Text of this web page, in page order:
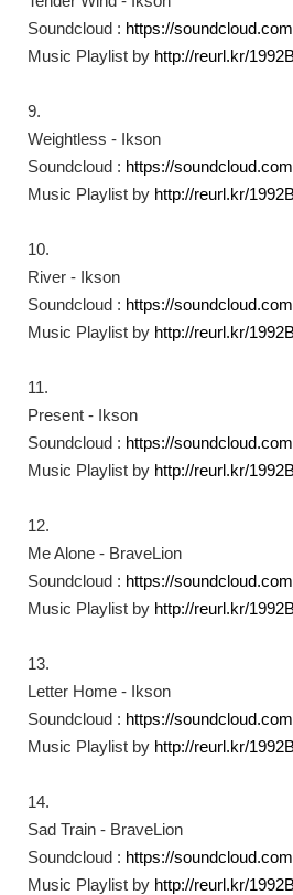
Soundcloud : https://
Music Playlist by http://reurl.kr/
9.
Weightless - Ikson
Soundcloud : https://
Music Playlist by http://reurl.kr/
10.
River - Ikson
Soundcloud : https://
Music Playlist by http://reurl.kr/
11.
Present - Ikson
Soundcloud : https://
Music Playlist by http://reurl.kr/
12.
Me Alone - BraveLion
Soundcloud : https://
Music Playlist by http://reurl.kr/
13.
Letter Home - Ikson
Soundcloud : https://
Music Playlist by http://reurl.kr/
14.
Sad Train - BraveLion
Soundcloud : https://
Music Playlist by http://reurl.kr/